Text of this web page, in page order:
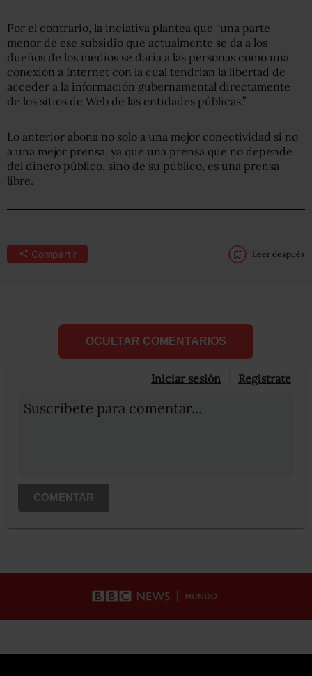
Por el contrario, la inciativa plantea que “una parte
menor de ese subsidio que actualmente se da a los
dueños de los medios se daría a las personas como una
conexión a Internet con la cual tendrían la libertad de
acceder a la información gubernamental directamente
de los sitios de Web de las entidades públicas.”
Lo anterior abona no solo a una mejor conectividad si no
a una mejor prensa, ya que una prensa que no depende
del dinero público, sino de su público, es una prensa
libre.
Compartir Leer después
OCULTAR COMENTARIOS
Iniciar sesión Registrate
Suscribete para comentar...
COMENTAR